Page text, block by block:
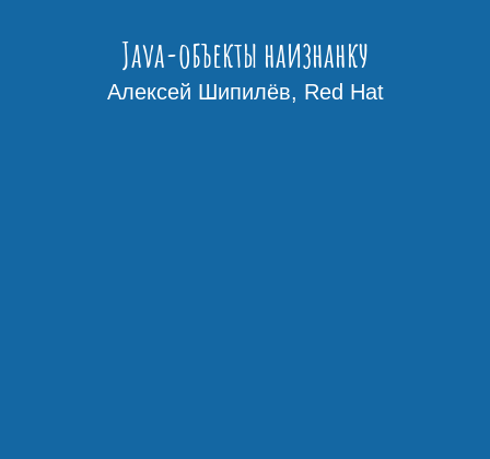
Java-объекты наизнанку
Алексей Шипилёв, Red Hat